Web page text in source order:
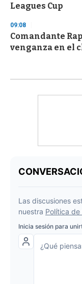
Leagues Cup
09:08
Comandante
venganza en el